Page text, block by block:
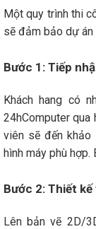
Một quy trình thi
sẽ đảm bảo dự án
Bước 1: Tiếp
Khách hang có
24hComputer qua
viên sẽ đến
hình máy phù
Bước 2: Thiết
Lên bản vẽ 2D/